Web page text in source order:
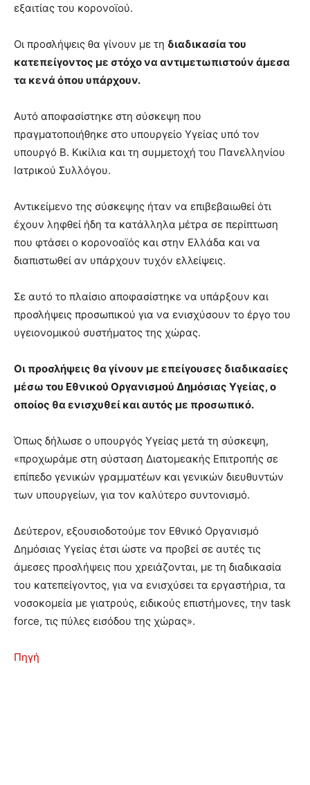
εξαιτίας του κορονοϊού.
Οι προσλήψεις θα γίνουν με τη διαδικασία του
κατεπείγοντος με στόχο να αντιμετωπιστούν άμεσα
τα κενά όπου υπάρχουν.
Αυτό αποφασίστηκε στη σύσκεψη που
πραγματοποιήθηκε στο υπουργείο Υγείας υπό τον
υπουργό Β. Κικίλια και τη συμμετοχή του Πανελληνίου
Ιατρικού Συλλόγου.
Αντικείμενο της σύσκεψης ήταν να επιβεβαιωθεί ότι
έχουν ληφθεί ήδη τα κατάλληλα μέτρα σε περίπτωση
που φτάσει ο κορονοαϊός και στην Ελλάδα και να
διαπιστωθεί αν υπάρχουν τυχόν ελλείψεις.
Σε αυτό το πλαίσιο αποφασίστηκε να υπάρξουν και
προσλήψεις προσωπικού για να ενισχύσουν το έργο του
υγειονομικού συστήματος της χώρας.
Οι προσλήψεις θα γίνουν με επείγουσες διαδικασίες
μέσω του Εθνικού Οργανισμού Δημόσιας Υγείας, ο
οποίος θα ενισχυθεί και αυτός με προσωπικό.
Όπως δήλωσε ο υπουργός Υγείας μετά τη σύσκεψη,
«προχωράμε στη σύσταση Διατομεακής Επιτροπής σε
επίπεδο γενικών γραμματέων και γενικών διευθυντών
των υπουργείων, για τον καλύτερο συντονισμό.
Δεύτερον, εξουσιοδοτούμε τον Εθνικό Οργανισμό
Δημόσιας Υγείας έτσι ώστε να προβεί σε αυτές τις
άμεσες προσλήψεις που χρειάζονται, με τη διαδικασία
του κατεπείγοντος, για να ενισχύσει τα εργαστήρια, τα
νοσοκομεία με γιατρούς, ειδικούς επιστήμονες, την task
force, τις πύλες εισόδου της χώρας».
Πηγή